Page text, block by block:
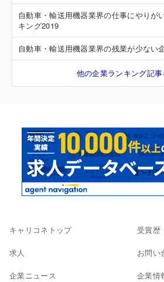
自動車・輸送用機器業界の仕事にやりが
キング2019
自動車・輸送用機器業界の残業が少ない
他の企業ランキング記
キャリコネトップ
求人
企業ニュース
受賞歴
お問い
企業情